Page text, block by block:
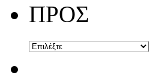
ΠΡΟΣ